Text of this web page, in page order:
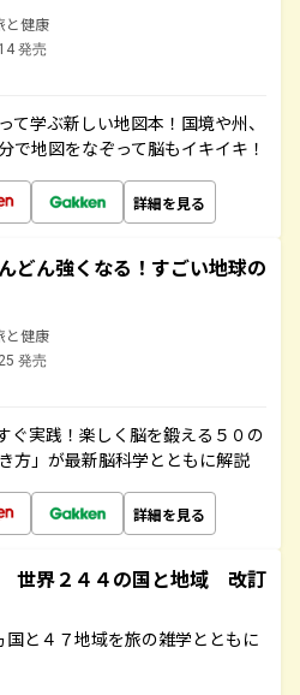
と健康
発売
学ぶ新しい地図本！国境や州、
で地図をなぞって脳もイキイキ！
詳細を見る
どん強くなる！すごい地球の
と健康
発売
ぐ実践！楽しく脳を鍛える５０の
方」が最新脳科学とともに解説
詳細を見る
世界２４４の国と地域 改訂
国と４７地域を旅の雑学とともに